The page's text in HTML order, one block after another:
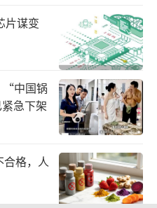
原料自产技术展示
基，飞鹤构建起了以
养战略布局，已建成
生产线，预计今年年
国甚至全球最大的供
片谋变
“中国锅
急下架
格，人